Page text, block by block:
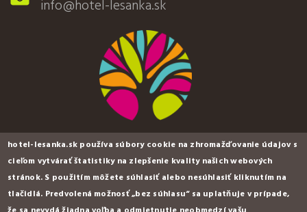
info@hotel-lesanka.sk
hotel & wellness LESANKA ***
hotel-lesanka.sk používa súbory cookie na zhromažďovanie údajov s
cieľom vytvárať štatistiky na zlepšenie kvality našich webových
stránok. S použitím môžete súhlasiť alebo nesúhlasiť kliknutím na
tlačidlá. Predvolená možnosť „bez súhlasu“ sa uplatňuje v prípade,